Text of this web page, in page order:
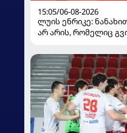
15:05/06-08-2026
ლუის ენრიკე:
არ არის, რომელიც